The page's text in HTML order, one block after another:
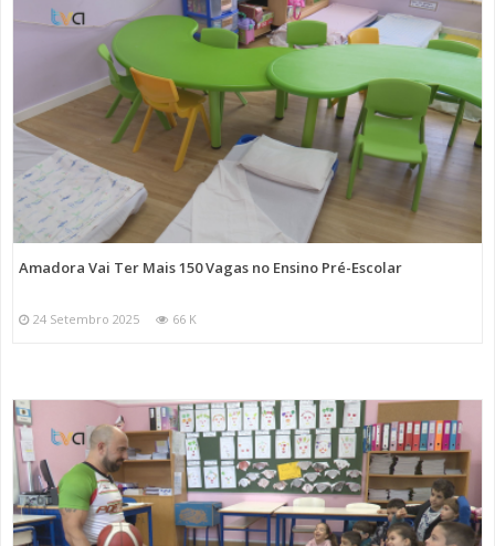
Amadora Vai Ter Mais 150 Vagas no Ensino Pré-Escolar
24 Setembro 2025 66 K